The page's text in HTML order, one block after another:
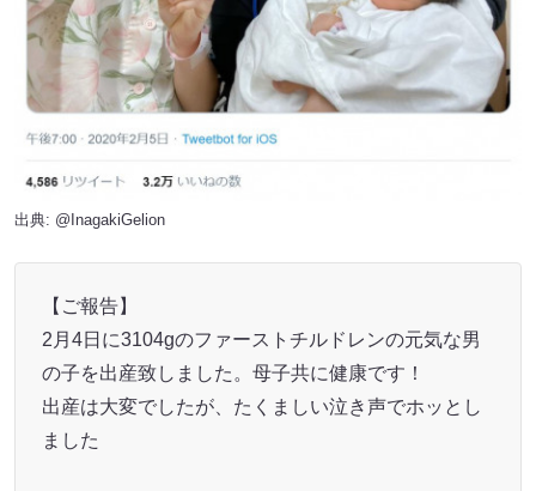
出典: @InagakiGelion
【ご報告】
2月4日に3104gのファーストチルドレンの元気な男
の子を出産致しました。母子共に健康です！
出産は大変でしたが、たくましい泣き声でホッとし
ました